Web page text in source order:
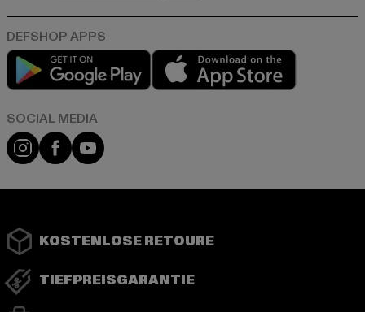
Play market
Instagram
FacebookYouTube
KOSTENLOSE RETOURE
TIEFPREISGARANTIE